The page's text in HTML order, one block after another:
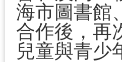
海市圖書館
合作後，再
兒童與青少